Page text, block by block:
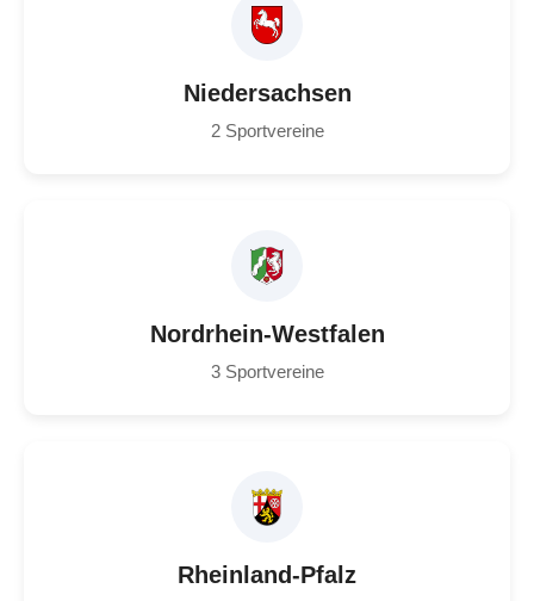
Niedersachsen
2 Sportvereine
Nordrhein-Westfalen
3 Sportvereine
Rheinland-Pfalz